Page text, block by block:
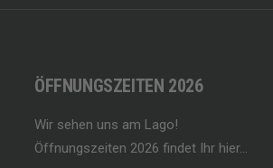
ÖFFNUNGSZEITEN 2026
Wir sehen uns am Lago!
Öffnungszeiten 2026 findet Ihr hier…